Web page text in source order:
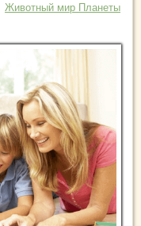
Животный мир Планеты